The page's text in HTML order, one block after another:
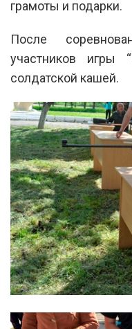
грамоты и подарки.
После
участников игры
солдатской кашей.